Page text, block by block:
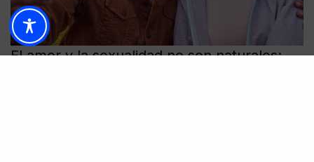
El amor y la sexualidad no son naturales: